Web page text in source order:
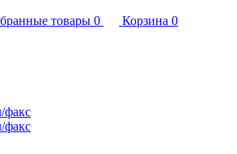
товары 0 Корзина 0
факс
факс